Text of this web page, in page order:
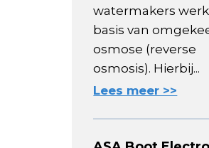
watermakers
basis van
osmose (reverse
osmosis). Hierbij...
Lees meer >>